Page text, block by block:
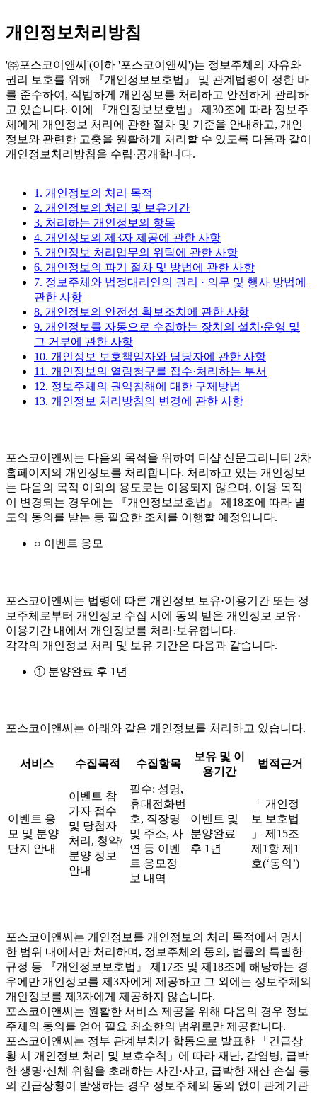
개인정보처리방침
'㈜포스코이앤씨'(이하 '포스코이앤씨')는 정보주체의 자유와
권리 보호를 위해 『개인정보보호법』 및 관계법령이 정한 바
를 준수하여, 적법하게 개인정보를 처리하고 안전하게 관리하
고 있습니다. 이에 『개인정보보호법』 제30조에 따라 정보주
체에게 개인정보 처리에 관한 절차 및 기준을 안내하고, 개인
정보와 관련한 고충을 원활하게 처리할 수 있도록 다음과 같이
개인정보처리방침을 수립∙공개합니다.
1. 개인정보의 처리 목적
2. 개인정보의 처리 및 보유기간
3. 처리하는 개인정보의 항목
4. 개인정보의 제3자 제공에 관한 사항
5. 개인정보 처리업무의 위탁에 관한 사항
6. 개인정보의 파기 절차 및 방법에 관한 사항
7. 정보주체와 법정대리인의 권리 · 의무 및 행사 방법에
관한 사항
8. 개인정보의 안전성 확보조치에 관한 사항
9. 개인정보를 자동으로 수집하는 장치의 설치∙운영 및
그 거부에 관한 사항
10. 개인정보 보호책임자와 담당자에 관한 사항
11. 개인정보의 열람청구를 접수·처리하는 부서
12. 정보주체의 권익침해에 대한 구제방법
13. 개인정보 처리방침의 변경에 관한 사항
포스코이앤씨는 다음의 목적을 위하여 더샵 신문그리니티 2차
홈페이지의 개인정보를 처리합니다. 처리하고 있는 개인정보
는 다음의 목적 이외의 용도로는 이용되지 않으며, 이용 목적
이 변경되는 경우에는 『개인정보보호법』 제18조에 따라 별
도의 동의를 받는 등 필요한 조치를 이행할 예정입니다.
○ 이벤트 응모
포스코이앤씨는 법령에 따른 개인정보 보유·이용기간 또는 정
보주체로부터 개인정보 수집 시에 동의 받은 개인정보 보유·
이용기간 내에서 개인정보를 처리·보유합니다.
각각의 개인정보 처리 및 보유 기간은 다음과 같습니다.
① 분양완료 후 1년
포스코이앤씨는 아래와 같은 개인정보를 처리하고 있습니다.
서비스 수집목적 수집항목
보유 및 이
용기간
법적근거
이벤트 응
모 및 분양
단지 안내
이벤트 참
가자 접수
및 당첨자
처리, 청약/
분양 정보
안내
필수: 성명,
휴대전화번
호, 직장명
및 주소, 사
연 등 이벤
트 응모정
보 내역
이벤트 및
분양완료
후 1년
「 개인정
보 보호법
」 제15조
제1항 제1
호(‘동의’)
포스코이앤씨는 개인정보를 개인정보의 처리 목적에서 명시
한 범위 내에서만 처리하며, 정보주체의 동의, 법률의 특별한
규정 등 『개인정보보호법』 제17조 및 제18조에 해당하는 경
우에만 개인정보를 제3자에게 제공하고 그 외에는 정보주체의
개인정보를 제3자에게 제공하지 않습니다.
포스코이앤씨는 원활한 서비스 제공을 위해 다음의 경우 정보
주체의 동의를 얻어 필요 최소한의 범위로만 제공합니다.
포스코이앤씨는 정부 관계부처가 합동으로 발표한 「긴급상
황 시 개인정보 처리 및 보호수칙」에 따라 재난, 감염병, 급박
한 생명·신체 위험을 초래하는 사건·사고, 급박한 재산 손실 등
의 긴급상황이 발생하는 경우 정보주체의 동의 없이 관계기관